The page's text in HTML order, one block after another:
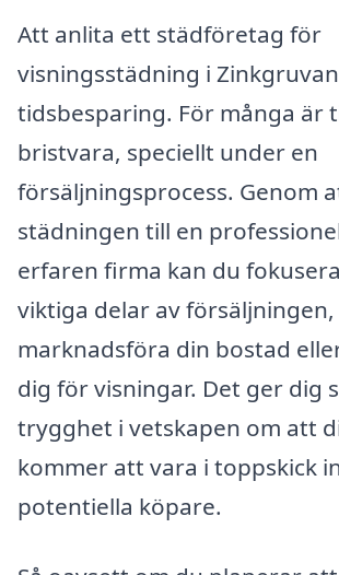
Att anlita ett städföretag för
visningsstädning i
tidsbesparing. För många är
bristvara, speciellt under en
försäljningsprocess. Genom
städningen till en
erfaren firma kan du
viktiga delar av
marknadsföra din bostad
dig för visningar. Det ger dig
trygghet i vetskapen om att
kommer att vara i toppskick
potentiella köpare.